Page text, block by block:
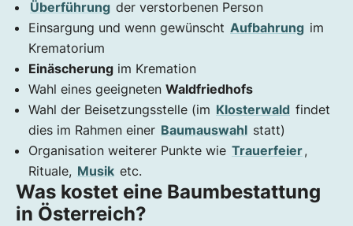
Überführung der verstorbenen Person
Einsargung und wenn gewünscht Aufbahrung im
Krematorium
Einäscherung im Kremation
Wahl eines geeigneten Waldfriedhofs
Wahl der Beisetzungsstelle (im Klosterwald findet
dies im Rahmen einer Baumauswahl statt)
Organisation weiterer Punkte wie Trauerfeier,
Rituale, Musik etc.
Was kostet eine Baumbestattung
in Österreich?